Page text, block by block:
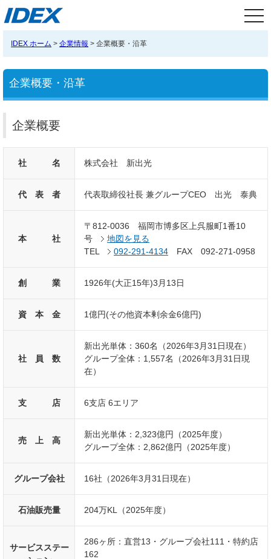
IDEX ホーム >企業情報 > 企業概要・沿革
企業概要・沿革
企業概要
社 名 株式会社 新出光
代 表 者 代表取締役社長 兼グループCEO 出光 泰典
本 社
〒812-0036 福岡市博多区上呉服町1番10
号
地図を見る
TEL
092-291-4134 FAX 092-271-0958
創 業 1926年(大正15年)3月13日
資 本 金 1億円(その他資本剰余金6億円)
社 員 数
新出光単体：360名（2026年3月31日現在）
グループ全体：1,557名（2026年3月31日現
在）
支 店 6支店 6エリア
売 上 高
新出光単体：2,323億円（2025年度）
グループ全体：2,862億円（2025年度）
グループ会社 16社（2026年3月31日現在）
石油販売量 204万KL（2025年度）
サービスステー
286ヶ所：直営13・グループ会社111・特約店
162